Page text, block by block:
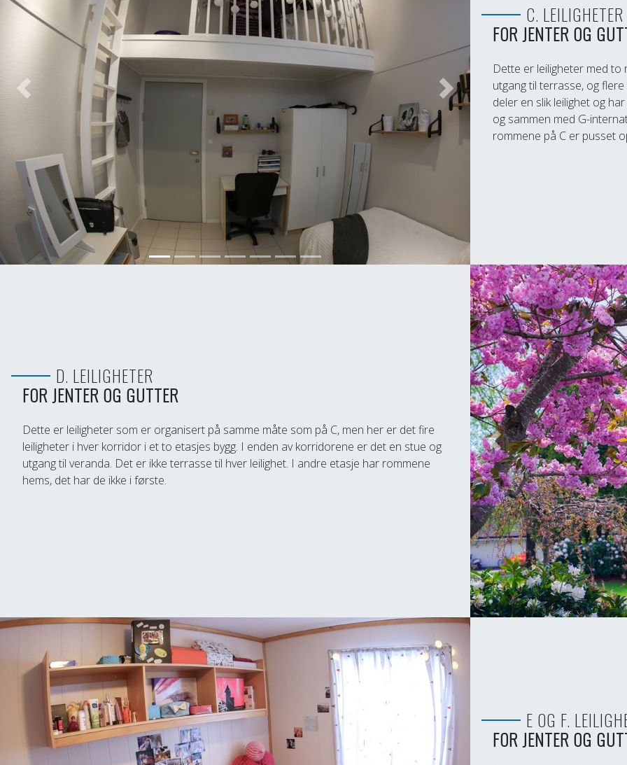
Previous Next
C. LEILIGHETER
FOR JENTER OG
Dette er leiligheter med to
utgang til terrasse, og
deler en slik leilighet og
og sammen med G-
rommene på C er pusset
D. LEILIGHETER
FOR JENTER OG GUTTER
Dette er leiligheter som er organisert på samme måte som på C, men her er det fire
leiligheter i hver korridor i et to etasjes bygg. I enden av korridorene er det en stue og
utgang til veranda. Det er ikke terrasse til hver leilighet. I andre etasje har rommene
hems, det har de ikke i første.
Previous
E OG F.
FOR JENTER OG